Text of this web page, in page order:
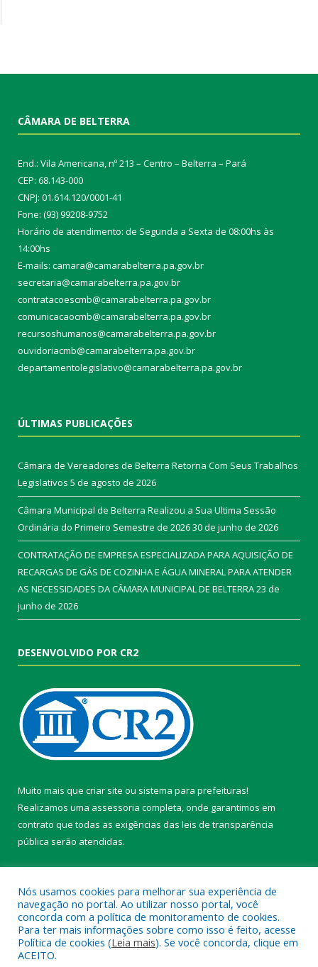
CÂMARA DE BELTERRA
End.: Vila Americana, nº 213 – Centro – Belterra – Pará
CEP: 68.143-000
CNPJ: 01.614.120/0001-41
Fone: (93) 99208-9752
Horário de atendimento: de Segunda a Sexta de 08:00hs às
14:00hs
E-mails: camara@camarabelterra.pa.gov.br
secretaria@camarabelterra.pa.gov.br
contratacoescmb@camarabelterra.pa.gov.br
comunicacaocmb@camarabelterra.pa.gov.br
recursoshumanos@camarabelterra.pa.gov.br
ouvidoriacmb@camarabelterra.pa.gov.br
departamentolegislativo@camarabelterra.pa.gov.br
ÚLTIMAS PUBLICAÇÕES
Câmara de Vereadores de Belterra Retorna Com Seus Trabalhos
Legislativos 5 de agosto de 2026
Câmara Municipal de Belterra Realizou a Sua Ultima Sessão
Ordinária do Primeiro Semestre de 202630 de junho de 2026
CONTRATAÇÃO DE EMPRESA ESPECIALIZADA PARA AQUISIÇÃO DE
RECARGAS DE GÁS DE COZINHA E ÁGUA MINERAL PARA ATENDER
AS NECESSIDADES DA CÂMARA MUNICIPAL DE BELTERRA23 de
junho de 2026
DESENVOLVIDO POR CR2
Muito mais que criar site ou sistema para prefeituras!
Realizamos uma assessoria completa, onde garantimos em
contrato que todas as exigências das leis de transparência
pública serão atendidas.
Todos os direitos reservados a Câmara Municipal de Belterra.
Nós usamos cookies para melhorar sua experiência de
navegação no portal. Ao utilizar nosso portal, você
concorda com a política de monitoramento de cookies.
Para ter mais informações sobre como isso é feito, acesse
Política de cookies (Leia mais). Se você concorda, clique em
ACEITO.